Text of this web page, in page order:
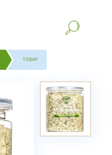
ТОВАР